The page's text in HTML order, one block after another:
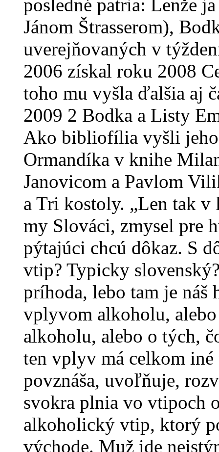
posledné patria: Lenže
Jánom Štrasserom),
uverejňovaných v
2006 získal roku 2008
toho mu vyšla ďalšia aj
2009 2 Bodka a Listy
Ako bibliofília vyšli
Ormandíka v knihe
Janovicom a Pavlom
a Tri kostoly. „Len tak v
my Slováci, zmysel pre
pýtajúci chcú dôkaz. S
vtip? Typicky
príhoda, lebo tam je náš
vplyvom alkoholu,
alkoholu, alebo o tých,
ten vplyv má celkom
povznáša, uvoľňuje,
svokra plnia vo vtipoch
alkoholický vtip, ktorý
východe. Muž ide